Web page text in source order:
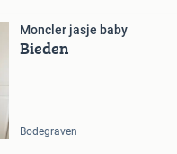
Moncler jasje baby
Bieden
Bodegraven